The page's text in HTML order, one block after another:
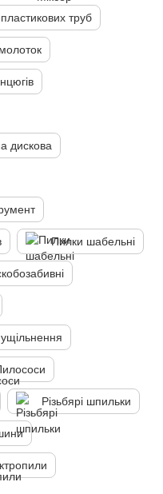
труб
дискова
Пилки шабельні
Різьбярі шпильки